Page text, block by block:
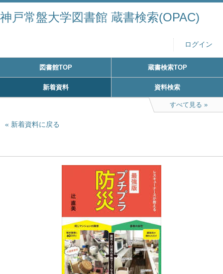
神戸常盤大学図書館 蔵書検索(OPAC)
ログイン
図書館TOP 蔵書検索TOP
新着資料 資料検索
すべて見る
新着資料に戻る